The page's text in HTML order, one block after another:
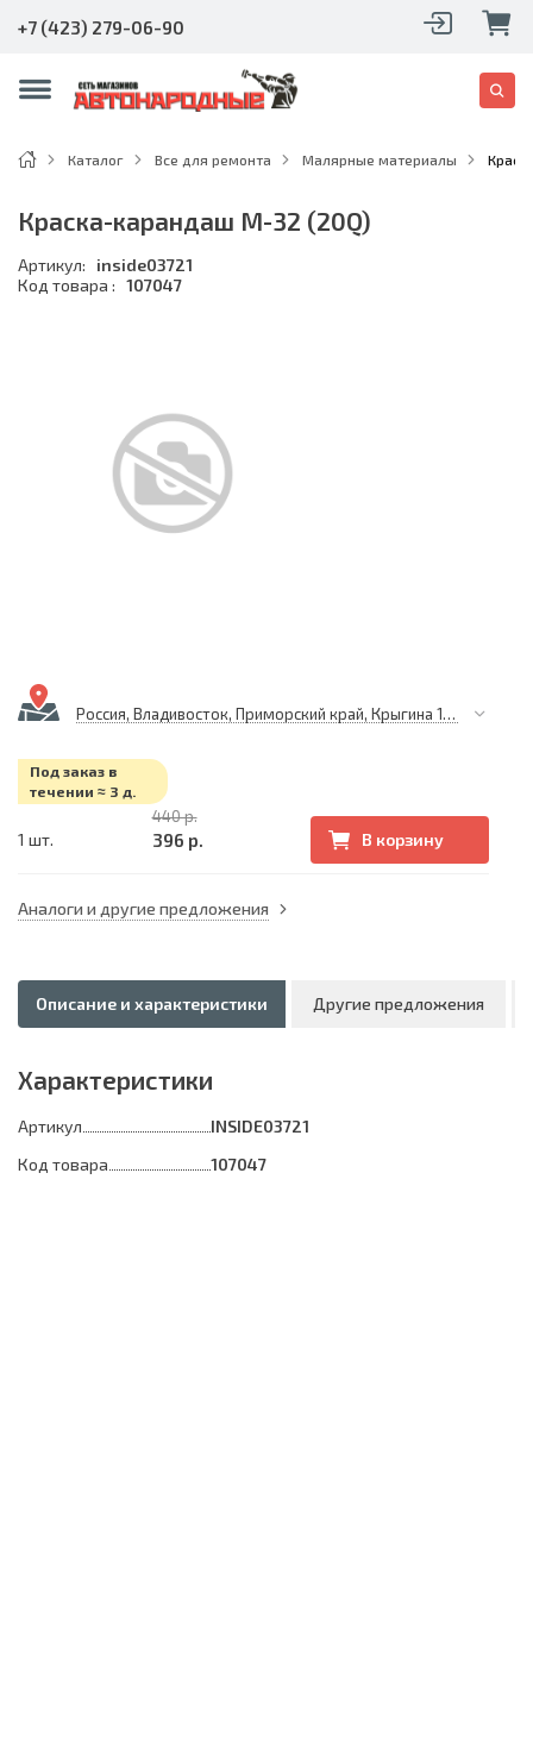
+7 (423) 279-06-90
Каталог Все для ремонта Малярные материалы
Краска-карандаш M-32 (20Q)
Артикул:
inside03721
Код товара : 107047
Россия, Владивосток, Приморский край, Крыгина 105
Под заказ в
течении ≈ 3 д.
1 шт.
440 р.
396 р. В корзину
Аналоги и другие предложения
Описание и характеристики Другие предложения
Характеристики
Артикул
INSIDE03721
Код товара
107047